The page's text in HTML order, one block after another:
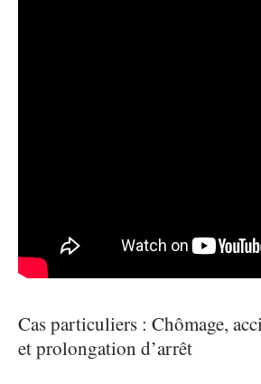
Cas particuliers : Chômage,
et prolongation d’arrêt